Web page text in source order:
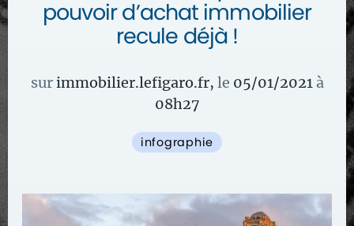
pouvoir d’achat immobilier
recule déjà !
surimmobilier.lefigaro.fr, le 05/01/2021 à
08h27
infographie